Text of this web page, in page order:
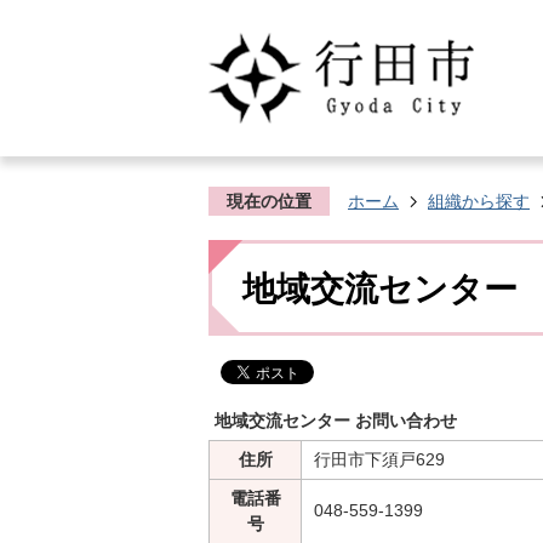
現在の位置 ホーム 組織から探す
地域交流センター
地域交流センター お問い合わせ
住所
行田市下須戸629
電話番
号
048-559-1399